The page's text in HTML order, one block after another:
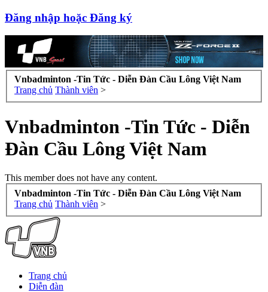
Đăng nhập hoặc Đăng ký
Vnbadminton -Tin Tức - Diễn Đàn Cầu Lông Việt Nam
Trang chủ Thành viên >
Vnbadminton -Tin Tức - Diễn
Đàn Cầu Lông Việt Nam
This member does not have any content.
Vnbadminton -Tin Tức - Diễn Đàn Cầu Lông Việt Nam
Trang chủ Thành viên >
Trang chủ
Diễn đàn